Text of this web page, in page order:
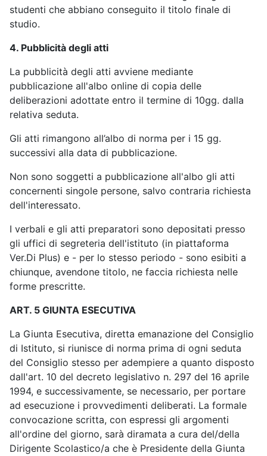
studenti che abbiano conseguito il titolo finale di
studio.
4. Pubblicità degli atti
La pubblicità degli atti avviene mediante
pubblicazione all'albo online di copia delle
deliberazioni adottate entro il termine di 10gg. dalla
relativa seduta.
Gli atti rimangono all’albo di norma per i 15 gg.
successivi alla data di pubblicazione.
Non sono soggetti a pubblicazione all'albo gli atti
concernenti singole persone, salvo contraria richiesta
dell'interessato.
I verbali e gli atti preparatori sono depositati presso
gli uffici di segreteria dell'istituto (in piattaforma
Ver.Di Plus) e - per lo stesso periodo - sono esibiti a
chiunque, avendone titolo, ne faccia richiesta nelle
forme prescritte.
ART. 5 GIUNTA ESECUTIVA
La Giunta Esecutiva, diretta emanazione del Consiglio
di Istituto, si riunisce di norma prima di ogni seduta
del Consiglio stesso per adempiere a quanto disposto
dall'art. 10 del decreto legislativo n. 297 del 16 aprile
1994, e successivamente, se necessario, per portare
ad esecuzione i provvedimenti deliberati. La formale
convocazione scritta, con espressi gli argomenti
all'ordine del giorno, sarà diramata a cura del/della
Dirigente Scolastico/a che è Presidente della Giunta